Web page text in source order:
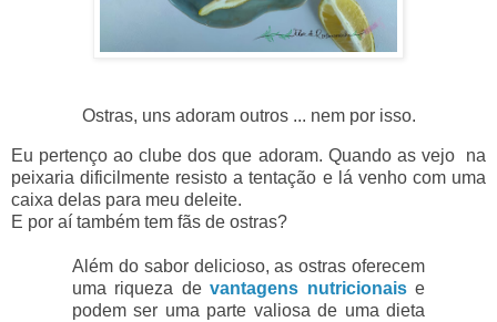
Ostras, uns adoram outros ... nem por isso.
Eu pertenço ao clube dos que adoram. Quando as vejo na
peixaria dificilmente resisto a tentação e lá venho com uma
caixa delas para meu deleite.
E por aí também tem fãs de ostras?
Além do sabor delicioso, as ostras oferecem
uma riqueza devantagens nutricionaise
podem ser uma parte valiosa de uma dieta